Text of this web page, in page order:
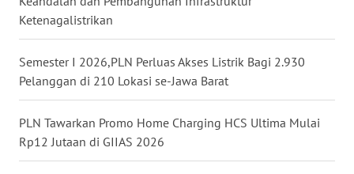
Ketenagalistrikan
Semester I 2026,PLN Perluas Akses Listrik Bagi 2.930
Pelanggan di 210 Lokasi se-Jawa Barat
PLN Tawarkan Promo Home Charging HCS Ultima Mulai
Rp12 Jutaan di GIIAS 2026
WN
WN
KALSEL
WN
KALTIM